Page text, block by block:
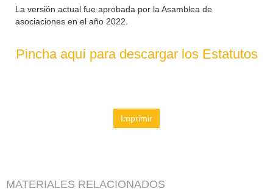
La versión actual fue aprobada por la Asamblea de
asociaciones en el año 2022.
Pincha aquí para descargar los Estatutos
Imprimir
MATERIALES RELACIONADOS